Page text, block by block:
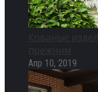
Апр 10, 2019